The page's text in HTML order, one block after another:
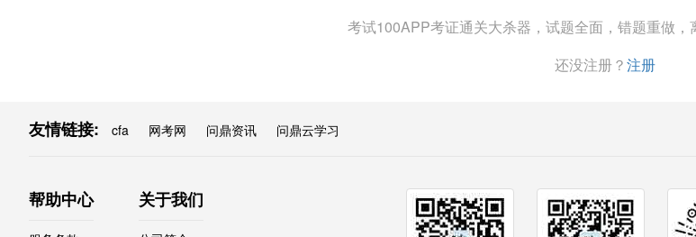
考试100APP考证通关大杀器，试题全面，错题重做
还没注册？注册
友情链接: cfa 网考网 问鼎资讯 问鼎云学习
帮助中心 关于我们